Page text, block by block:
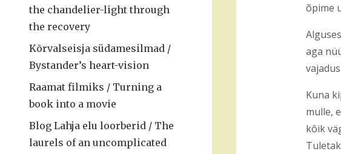
the chandelier-light through
the recovery
Kõrvalseisja südamesilmad /
Bystander’s heart-vision
Raamat filmiks / Turning a
book into a movie
Blog Lahja elu loorberid / The
laurels of an uncomplicated
õpime
aga
Kuna
mulle,
kôik